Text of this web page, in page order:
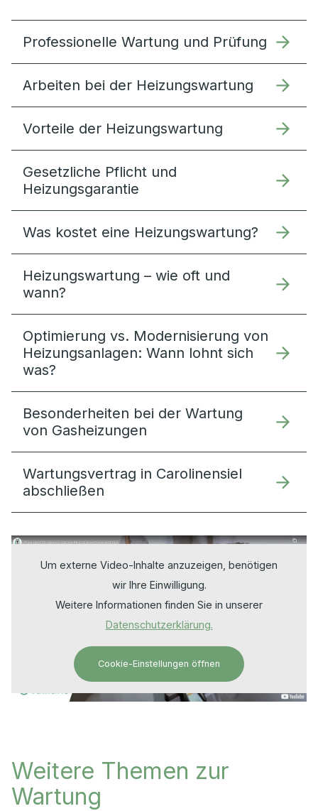
Professionelle Wartung und Prüfung
Arbeiten bei der Heizungswartung
Vorteile der Heizungswartung
Gesetzliche Pflicht und
Heizungsgarantie
Was kostet eine Heizungswartung?
Heizungswartung – wie oft und
wann?
Optimierung vs. Modernisierung von
Heizungsanlagen: Wann lohnt sich
was?
Besonderheiten bei der Wartung
von Gasheizungen
Wartungsvertrag in Carolinensiel
abschließen
Um externe Video-Inhalte anzuzeigen, benötigen
wir Ihre Einwilligung.
Weitere Informationen finden Sie in unserer
Datenschutzerklärung.
Cookie-Einstellungen öffnen
Weitere Themen zur
Wartung